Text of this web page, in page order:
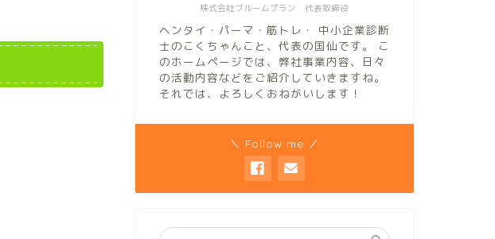
株式会社ブルームプラン 代表取締役
ヘンタイ・パーマ・筋トレ・ 中小企業診断
士のこくちゃんこと、代表の国仙です。 こ
のホームページでは、弊社事業内容、日々
の活動内容などをご紹介していきますね。
それでは、よろしくおねがいします！
＼ Follow me ／